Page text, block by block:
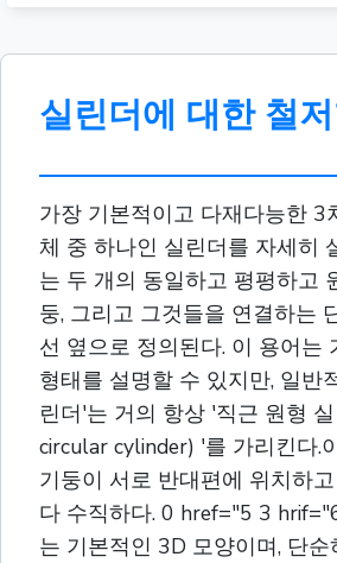
실린더에 대한 철
가장 기본적이고 다재다능한 3
체 중 하나인 실린더를 자세히
는 두 개의 동일하고 평평하고
둥, 그리고 그것들을 연결하는
선 옆으로 정의된다. 이 용어는
형태를 설명할 수 있지만, 일반
린더'는 거의 항상 '직근 원형
circular cylinder) '를 가리킨다.
기둥이 서로 반대편에 위치하
다 수직하다. 0 href="5 3
는 기본적인 3D 모양이며, 단